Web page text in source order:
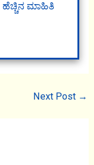
ಹೆಚ್ಚಿನ ಮಾಹಿತಿ
Next Post →